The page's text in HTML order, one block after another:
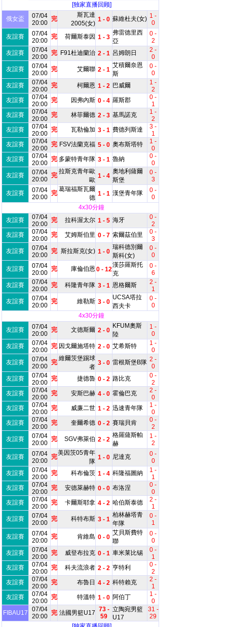
[独家直播回顾]
俄女盃
07/04
20:00
完
斯瓦達
2005(女)
1 - 0 蘇維杜夫(女) 1 -
0
友誼賽
07/04
20:00
完 荷爾斯泰因 1 - 3
弗雷德里西
亞
0 -
2
友誼賽
07/04
20:00
完 F91杜迪蘭治 2 - 1 呂姆朗日
2 -
0
友誼賽
07/04
20:00
完 艾爾聯 2 - 1
艾積爾奈恩
斯
0 -
0
友誼賽
07/04
20:00
完 柯爾恩 1 - 2 巴威爾
1 -
2
友誼賽
07/04
20:00
完 因弗內斯 0 - 4 羅斯郡
0 -
1
友誼賽
07/04
20:00
完 林菲爾德 2 - 3 基馬諾克
1 -
2
友誼賽
07/04
20:00
完 瓦勒倫加 3 - 1 費德列斯達
3 -
1
友誼賽
07/04
20:00
完 FSV法蘭克福 5 - 0 奧布斯塔特
1 -
0
友誼賽
07/04
20:00
完 多蒙特青年隊 3 - 1 魯納
0 -
0
友誼賽
07/04
20:00
完
拉斯克青年歐
歐
1 - 4
奧地利薩爾
斯堡
0 -
3
友誼賽
07/04
20:00
完
葛瑞福斯瓦爾
德
1 - 1 漢堡青年隊
0 -
0
4x30分鐘
友誼賽
07/04
20:00
完 拉科渥太尔 1 - 5 海牙
0 -
2
友誼賽
07/04
20:00
完 艾姆斯伯里 0 - 7 索爾茲伯里
0 -
3
友誼賽
07/04
20:00
完 斯拉斯克(女) 1 - 0
瑞科德別爾
斯科(女)
0 -
0
友誼賽
07/04
20:00
完 庫倫伯恩 0 - 12
漢莎羅斯托
克
0 -
6
友誼賽
07/04
20:00
完 科隆青年隊 3 - 1 恩格爾斯
2 -
1
友誼賽
07/04
20:00
完 維勒斯 3 - 0
UCSA塔拉
西夫卡
0 -
0
4x30分鐘
友誼賽
07/04
20:00
完 文德斯爾 2 - 0
KFUM奧斯
陸
1 -
0
友誼賽
07/04
20:00
完 因戈爾施塔特 2 - 0 艾希斯特
1 -
0
友誼賽
07/04
20:00
完
維爾茨堡踢球
者
3 - 0 雷根斯堡B隊 2 -
0
友誼賽
07/04
20:00
完 捷德魯 0 - 2 路比克
0 -
2
友誼賽
07/04
20:00
完 安斯巴赫 4 - 0 霍倫巴克
2 -
0
友誼賽
07/04
20:00
完 威廉二世 1 - 2 迅速青年隊
1 -
0
友誼賽
07/04
20:00
完 奎爾希德 0 - 2 賽瑞貝肯
0 -
2
友誼賽
07/04
20:00
完 SGV弗萊伯 2 - 2
格羅薩斯帕
赫
1 -
2
友誼賽
07/04
20:00
完
美因茨05青年
隊
1 - 0 尼達克
0 -
0
友誼賽
07/04
20:00
完 科布倫茨 1 - 4 科隆福圖納
1 -
1
友誼賽
07/04
20:00
完 安德萊赫特 0 - 0 布洛涅
0 -
0
友誼賽
07/04
20:00
完 卡爾斯耶拿 4 - 2 哈伯斯泰德
2 -
1
友誼賽
07/04
20:00
完 科特布斯 3 - 1
柏林赫塔青
年隊
0 -
1
友誼賽
07/04
20:00
完 肯維島 0 - 0
艾貝斯費特
聯
0 -
0
友誼賽
07/04
20:00
完 威登布拉克 0 - 1 車米莱比锡
0 -
1
友誼賽
07/04
20:00
完 科夫流浪者 2 - 2 亨特利
0 -
2
友誼賽
07/04
20:00
完 布魯日 4 - 2 科特賴克
2 -
1
友誼賽
07/04
20:00
完 特溫特 1 - 0 阿伯丁
1 -
0
FIBAU17
07/04
20:00 完 法國男籃U17 73 -
59
立陶宛男籃
U17
31 -
29